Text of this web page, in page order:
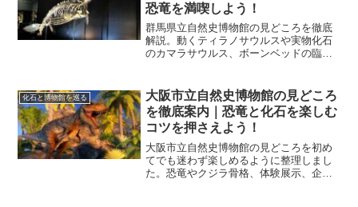
恐竜を満喫しよう！
群馬県立自然史博物館の見どころを徹底
解説。動くティラノサウルスや実物化石
のカマラサウルス、ボーンベッドの臨場
化石と博物館を巡る
大阪市立自然史博物館の見どころ
を徹底案内｜恐竜と化石を楽しむ
コツを押さえよう！
大阪市立自然史博物館の見どころを初め
てでも迷わず楽しめるように整理しまし
た。恐竜やクジラ骨格、体験展示、企画